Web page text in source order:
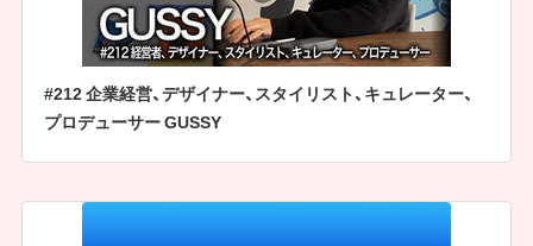
#212 企業経営、デザイナー、スタイリスト、キュレーター、
プロデューサー GUSSY